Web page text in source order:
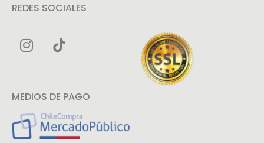
REDES SOCIALES
MEDIOS DE PAGO